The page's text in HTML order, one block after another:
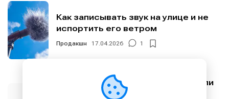
Как записывать звук на улице и не
испортить его ветром
Продакшн 17.04.2026 1
Акустику мне запили: мы запустили
SAMESOUND Acoustic — сервис